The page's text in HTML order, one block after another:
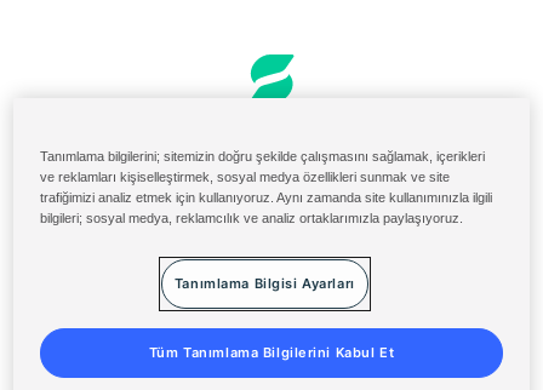
ABD Malzeme Portalı
Solenis Cloud Girişi
Şartlar ve Koşullar
Gizlilik Beyanı
Tanımlama bilgilerini; sitemizin doğru şekilde çalışmasını sağlamak, içerikleri
ve reklamları kişiselleştirmek, sosyal medya özellikleri sunmak ve site
trafiğimizi analiz etmek için kullanıyoruz. Aynı zamanda site kullanımınızla ilgili
bilgileri; sosyal medya, reklamcılık ve analiz ortaklarımızla paylaşıyoruz.
Tanımlama Bilgisi Ayarları
Tüm Tanımlama Bilgilerini Kabul Et